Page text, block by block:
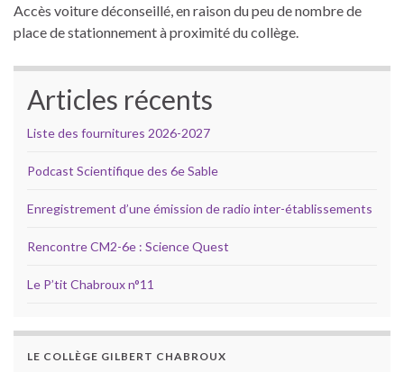
Accès voiture déconseillé, en raison du peu de nombre de
place de stationnement à proximité du collège.
Articles récents
Liste des fournitures 2026-2027
Podcast Scientifique des 6e Sable
Enregistrement d’une émission de radio inter-établissements
Rencontre CM2-6e : Science Quest
Le P’tit Chabroux n°11
LE COLLÈGE GILBERT CHABROUX